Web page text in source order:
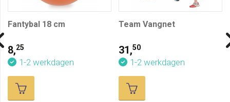
Fantybal 18 cm
8,25
1-2 werkdagen
Team Vangnet
31,50
1-2 werkdagen